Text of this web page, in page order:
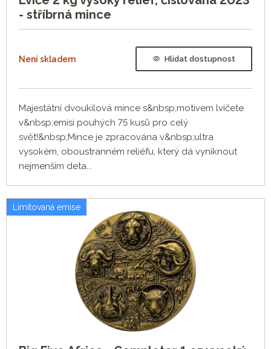
- stříbrná mince
Není skladem Hlídat dostupnost
Majestátní dvoukilová mince s&nbsp;motivem lvíčete
v&nbsp;emisi pouhých 75 kusů pro celý
svět!&nbsp;Mince je zpracována v&nbsp;ultra
vysokém, oboustranném reliéfu, který dá vyniknout
nejmenším deta...
Limitovaná emise